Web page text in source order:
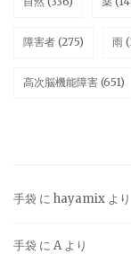
障害者 (275) 雨
高次脳機能障害 (651)
手袋 に hayamix より
手袋 に Aより